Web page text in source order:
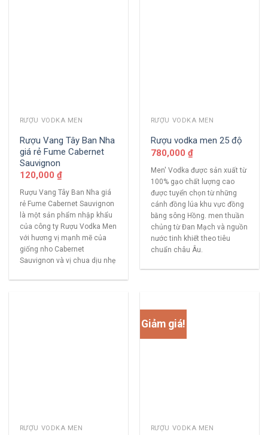
RƯỢU VODKA MEN
Rượu Vang Tây Ban Nha
giá rẻ Fume Cabernet
Sauvignon
120,000 ₫
Rượu Vang Tây Ban Nha giá
rẻ Fume Cabernet Sauvignon
là một sản phẩm nhập khẩu
của công ty Rượu Vodka Men
với hương vị mạnh mẽ của
giống nho Cabernet
Sauvignon và vị chua dịu nhẹ
RƯỢU VODKA MEN
Rượu vodka men 25 độ
780,000 ₫
Men' Vodka được sản xuất từ
100% gạo chất lượng cao
được tuyển chọn từ những
cánh đồng lúa khu vực đồng
bằng sông Hồng. men thuần
chủng từ Đan Mạch và nguồn
nước tinh khiết theo tiêu
chuẩn châu Âu.
RƯỢU VODKA MEN
Giảm giá!
RƯỢU VODKA MEN